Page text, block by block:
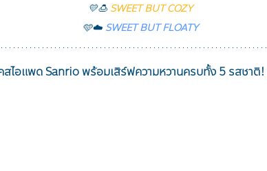
💛🍮 SWEET BUT COZY
🩵☁️ SWEET BUT FLOATY
สไอแพด Sanrio พร้อมเสิร์ฟความหวานครบทั้ง 5 รสชาติ!